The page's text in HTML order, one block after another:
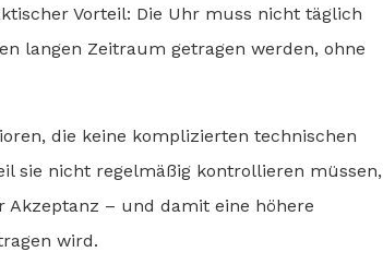
Vorteil: Die Uhr muss nicht täglich
langen Zeitraum getragen werden, ohne
die keine komplizierten technischen
sie nicht regelmäßig kontrollieren müssen,
Akzeptanz – und damit eine höhere
wird.